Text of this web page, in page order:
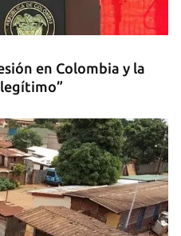
en Colombia y la